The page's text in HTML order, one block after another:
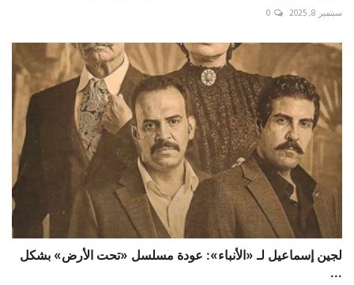
سبتمبر 8, 2025 0
لجين إسماعيل لـ «الأنباء»: عودة مسلسل «تحت الأرض» بشكل
...